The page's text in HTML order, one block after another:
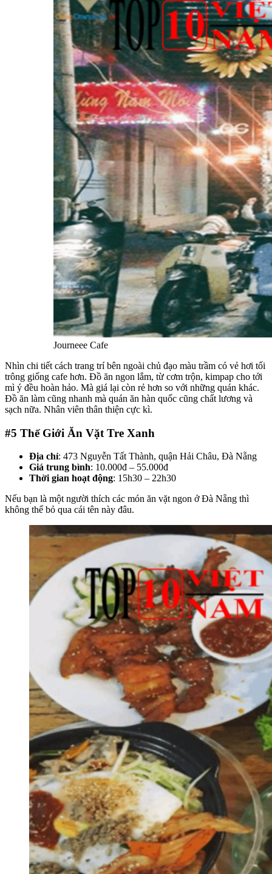
Journeee Cafe
Nhìn chi tiết cách trang trí bên ngoài chủ đạo màu trầm có vẻ hơi tối
trông giống cafe hơn. Đồ ăn ngon lắm, từ cơm trộn, kimpap cho tới
mì ý đều hoàn hảo. Mà giá lại còn rẻ hơn so với những quán khác.
Đồ ăn làm cũng nhanh mà quán ăn hàn quốc cũng chất lương và
sạch nữa. Nhân viên thân thiện cực kì.
#5 Thế Giới Ăn Vặt Tre Xanh
Địa chỉ: 473 Nguyễn Tất Thành, quận Hải Châu, Đà Nẵng
Giá trung bình: 10.000đ – 55.000đ
Thời gian hoạt động: 15h30 – 22h30
Nếu bạn là một người thích các món ăn vặt ngon ở Đà Nẵng thì
không thể bỏ qua cái tên này đâu.